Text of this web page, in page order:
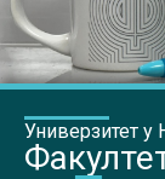
Универзитет